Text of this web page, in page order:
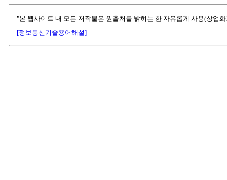
"본 웹사이트 내 모든 저작물은 원출처를 밝히는 한 자유롭게 사용(상업
[정보통신기술용어해설]